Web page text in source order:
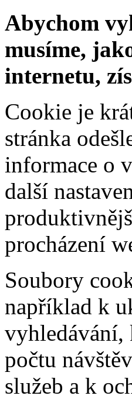
Abychom
musíme,
internetu,
Cookie je
stránka
informace o
další
procházení
Soubory
například k
vyhledávání,
počtu
služeb a k